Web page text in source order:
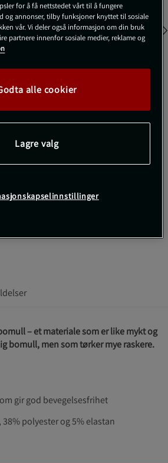
Gratis retur 14 dagers angrerett
– et materiale som er like mykt og
bomull, men som tørker mye raskere.
gir god bevegelsesfrihet
polyester og 5% elastan
for å få nettstedet vårt til å fungere
og annonser, tilby funksjoner knyttet til sosiale
vår. Vi deler også informasjon om din bruk
partnere innenfor sosiale medier, reklame og
alle cookier
Lagre valg